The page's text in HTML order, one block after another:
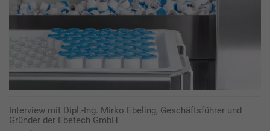
Interview mit Dipl.-Ing. Mirko Ebeling, Geschäftsführer und
Gründer der Ebetech GmbH